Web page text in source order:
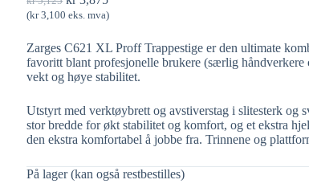
(kr3,100 eks. mva)
Zarges C621 XL Proff Trappestige er den ultimate
favoritt blant profesjonelle brukere (særlig
vekt og høye stabilitet.
Utstyrt med verktøybrett og avstiverstag i slitesterk og
stor bredde for økt stabilitet og komfort, og et ekstra
den ekstra komfortabel å jobbe fra. Trinnene og
På lager (kan også restbestilles)